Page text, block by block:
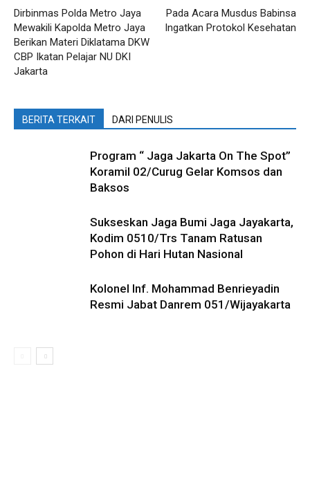
Dirbinmas Polda Metro Jaya
Mewakili Kapolda Metro Jaya
Berikan Materi Diklatama DKW
CBP Ikatan Pelajar NU DKI
Jakarta
Pada Acara Musdus Babinsa
Ingatkan Protokol Kesehatan
BERITA TERKAIT DARI PENULIS
Program “ Jaga Jakarta On The Spot”
Koramil 02/Curug Gelar Komsos dan
Baksos
Sukseskan Jaga Bumi Jaga Jayakarta,
Kodim 0510/Trs Tanam Ratusan
Pohon di Hari Hutan Nasional
Kolonel Inf. Mohammad Benrieyadin
Resmi Jabat Danrem 051/Wijayakarta